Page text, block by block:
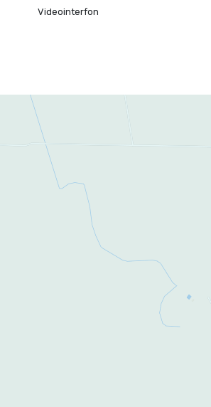
Videointerfon